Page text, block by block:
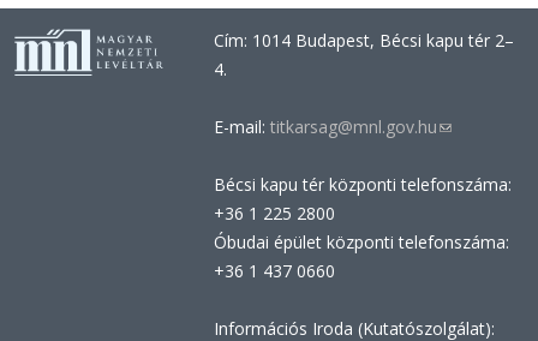
Cím: 1014 Budapest, Bécsi kapu tér 2–
4.
E-mail: titkarsag@mnl.gov.hu(link
e-
Bécsi kapu tér központi telefonszáma:
+36 1 225 2800
Óbudai épület központi telefonszáma:
+36 1 437 0660
Információs Iroda (Kutatószolgálat):